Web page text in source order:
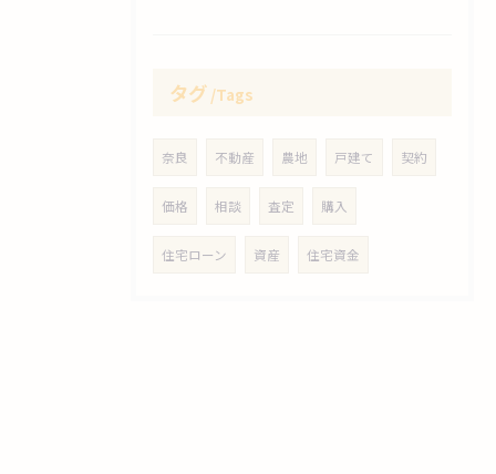
タグ Tags
奈良 不動産 農地 戸建て 契約
価格 相談 査定 購入
住宅ローン 資産 住宅資金